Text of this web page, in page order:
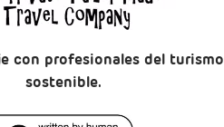
con profesionales del turismo
sostenible.